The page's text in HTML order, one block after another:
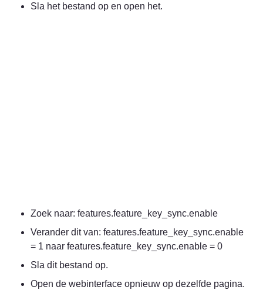
Sla het bestand op en open het.
Zoek naar: features.feature_key_sync.enable
Verander dit van: features.feature_key_sync.enable
= 1 naar features.feature_key_sync.enable = 0
Sla dit bestand op.
Open de webinterface opnieuw op dezelfde pagina.